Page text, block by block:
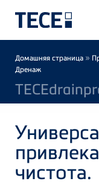
Домашняя страница »
Дренаж
чистота.